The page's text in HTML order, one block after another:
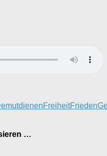
dienenFreiheitFrieden
…